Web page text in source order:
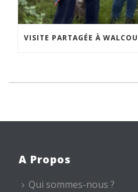
A Propos
Qui sommes-nous ?